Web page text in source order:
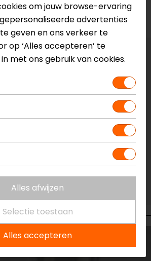
Niet op voorraad
a/d IJssel
Niet op voorraad
Niet op voorraad
om jouw browse-ervaring
advertenties
geven en ons verkeer te
op ‘Alles accepteren’ te
met ons gebruik van cookies.
Alles afwijzen
Selectie toestaan
Alles accepteren